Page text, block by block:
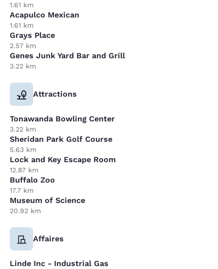
1.61 km
Acapulco Mexican
1.61 km
Grays Place
2.57 km
Genes Junk Yard Bar and Grill
3.22 km
Attractions
Tonawanda Bowling Center
3.22 km
Sheridan Park Golf Course
5.63 km
Lock and Key Escape Room
12.87 km
Buffalo Zoo
17.7 km
Museum of Science
20.92 km
Affaires
Linde Inc - Industrial Gas